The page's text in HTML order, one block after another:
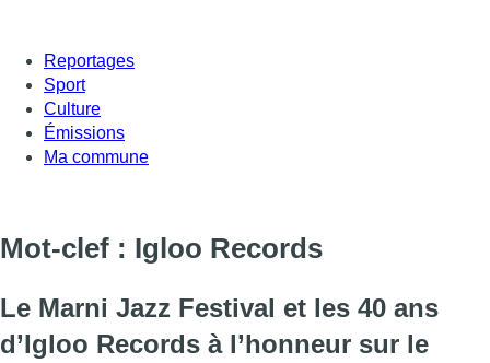
Reportages
Sport
Culture
Émissions
Ma commune
Mot-clef : Igloo Records
Le Marni Jazz Festival et les 40 ans
d’Igloo Records à l’honneur sur le